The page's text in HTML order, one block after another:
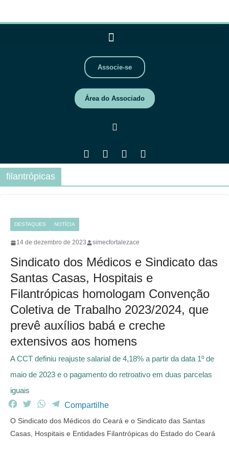
Associe-se
Área do Associado
filantrópicas
DESTAQUES NOTÍCIA
14 de dezembro de 2023 simecfortalezace
Sindicato dos Médicos e Sindicato das
Santas Casas, Hospitais e
Filantrópicas homologam Convenção
Coletiva de Trabalho 2023/2024, que
prevê auxílios babá e creche
extensivos aos homens
A CCT definiu reajuste salarial de 4,18% a partir da data 1º de
maio de 2023 e o pagamento do retroativo em duas parcelas
iguais
F
c
e
T
i
W
a
t
T
e
Compartilhe
O Sindicato dos Médicos do Ceará e o Sindicato das Santas
Casas, Hospitais e Entidades Filantrópicas do Estado do Ceará